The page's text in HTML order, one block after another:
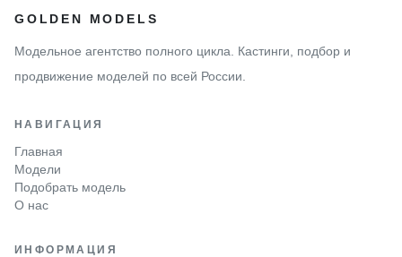
GOLDEN MODELS
Модельное агентство полного цикла. Кастинги, подбор и
продвижение моделей по всей России.
НАВИГАЦИЯ
Главная
Модели
Подобрать модель
О нас
ИНФОРМАЦИЯ